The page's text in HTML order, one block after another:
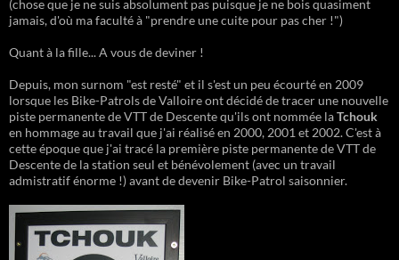
(chose que je ne suis absolument pas puisque je ne bois quasiment
jamais, d'où ma faculté à "prendre une cuite pour pas cher !")
Quant à la fille... A vous de deviner !
Depuis, mon surnom "est resté" et il s'est un peu écourté en 2009
lorsque les Bike-Patrols de Valloire ont décidé de tracer une nouvelle
piste permanente de VTT de Descente qu'ils ont nommée laTchouk
en hommage au travail que j'ai réalisé en 2000, 2001 et 2002. C'est à
cette époque que j'ai tracé la première piste permanente de VTT de
Descente de la station seul et bénévolement (avec un travail
admistratif énorme !) avant de devenir Bike-Patrol saisonnier.